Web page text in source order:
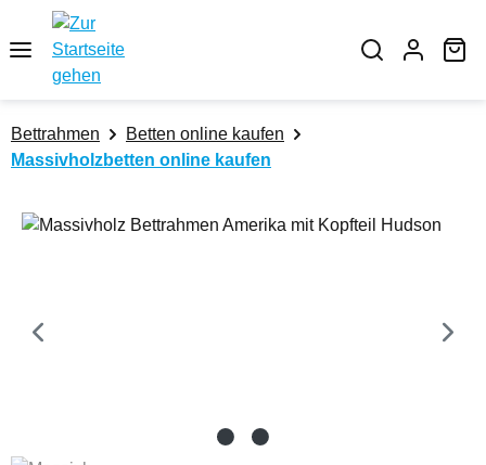
Zum Hauptinhalt springen
Bettrahmen
Betten online kaufen
Massivholzbetten online kaufen
Bildergalerie überspringen